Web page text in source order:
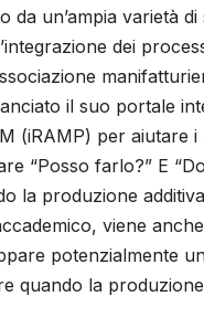
da un’ampia varietà
dei
il suo portale
(iRAMP) per aiutare
“Posso farlo?” E
la produzione
viene
potenzialmente
quando la